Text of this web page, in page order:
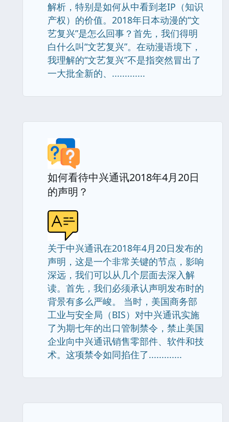
解析，特别是如何从中看到老IP（知识
产权）的价值。2018年日本动漫的“文
艺复兴”是怎么回事？首先，我们得明
白什么叫“文艺复兴”。在动漫语境下，
我理解的“文艺复兴”不是指突然冒出了
一大批全新的、.............
如何看待中兴通讯2018年4月20日
的声明？
关于中兴通讯在2018年4月20日发布的
声明，这是一个非常关键的节点，影响
深远，我们可以从几个层面去深入解
读。首先，我们必须承认声明发布时的
背景有多么严峻。 当时，美国商务部
工业与安全局（BIS）对中兴通讯实施
了为期七年的出口管制禁令，禁止美国
企业向中兴通讯销售零部件、软件和技
术。这项禁令如同掐住了.............